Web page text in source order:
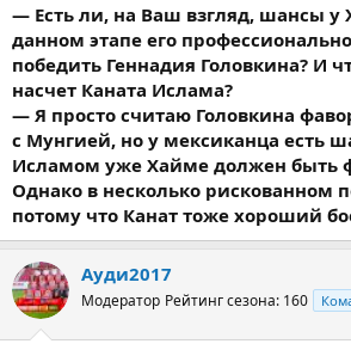
— Есть ли, на Ваш взгляд, шансы
данном этапе его
победить Геннадия Головкина? И
насчет Каната Ислама?
— Я просто считаю Головкина
с Мунгией, но у мексиканца есть
Исламом уже Хайме должен быть
Однако в несколько рискованном
потому что Канат тоже хороший
Ауди2017
Модератор Рейтинг сезона: 160